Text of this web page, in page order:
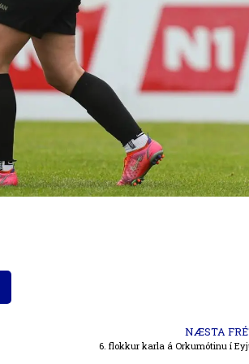
NÆSTA
6. flokkur karla á Orkumótinu í